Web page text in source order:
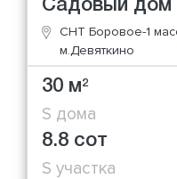
Садовый дом
СНТ Боровое-1
м.Девяткино
30 м2
S дома
8.8 сот
S участка